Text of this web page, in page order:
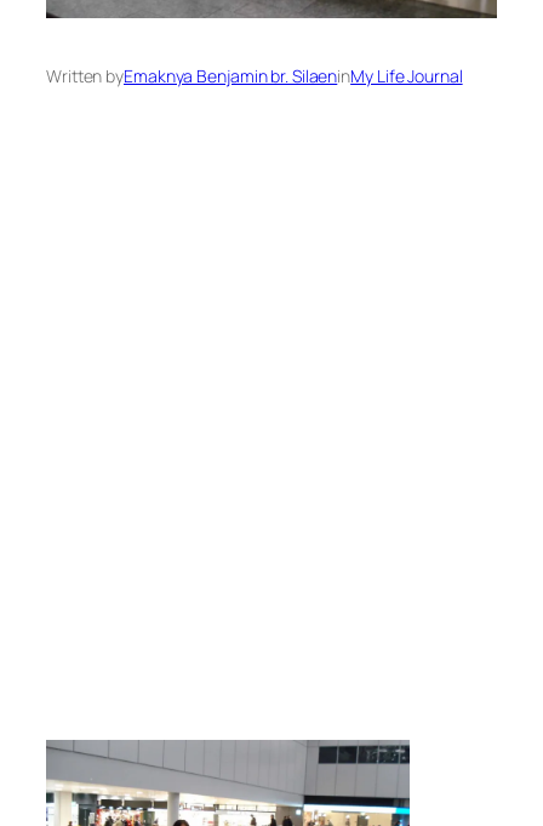
Written byEmaknya Benjamin br. SilaeninMy Life Journal